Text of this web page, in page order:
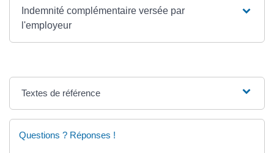
Indemnité complémentaire versée par
l'employeur
Textes de référence
Questions ? Réponses !